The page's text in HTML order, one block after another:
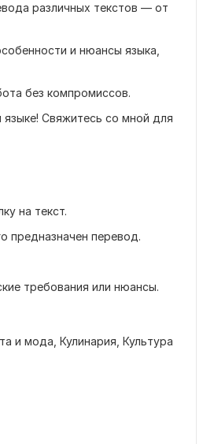
различных текстов — от
и нюансы языка,
без компромиссов.
Свяжитесь со мной для
на текст.
предназначен перевод.
требования или нюансы.
и мода, Кулинария, Культура